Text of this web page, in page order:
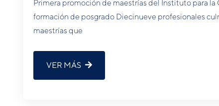
Primera promoción de maestrías del Instituto para la
formación de posgrado Diecinueve profesionales
maestrías que
VER MÁS